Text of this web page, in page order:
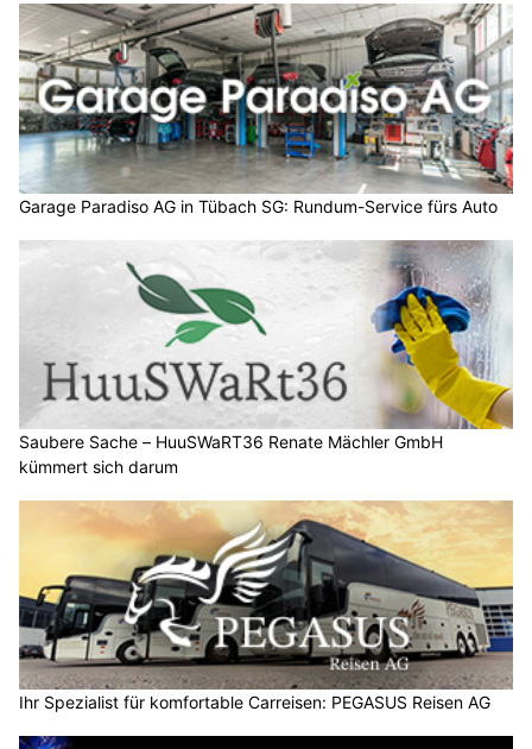
Garage Paradiso AG in Tübach SG: Rundum-Service fürs Auto
Saubere Sache – HuuSWaRT36 Renate Mächler GmbH
kümmert sich darum
Ihr Spezialist für komfortable Carreisen: PEGASUS Reisen AG